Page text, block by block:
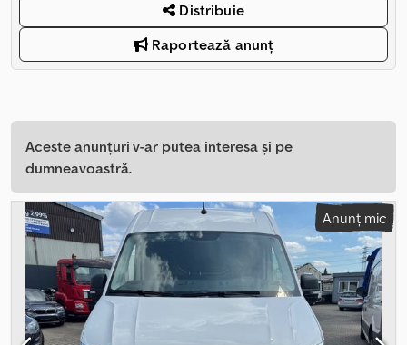
Distribuie
Raportează anunț
Aceste anunțuri v-ar putea interesa și pe
dumneavoastră.
Anunț mic